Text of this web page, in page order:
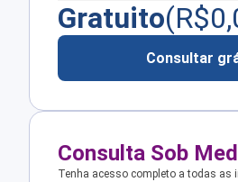
Gratuito(R$
Consultar
Consulta Sob
Tenha acesso completo a todas as